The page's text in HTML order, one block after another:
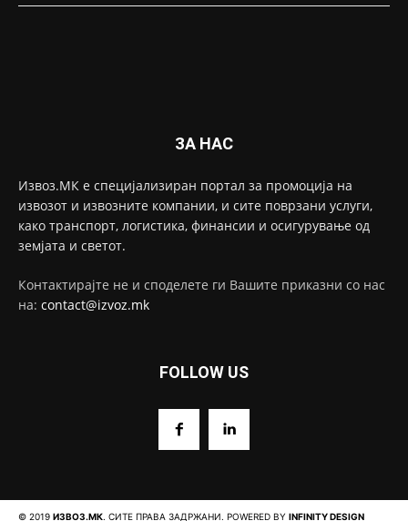
ЗА НАС
Извоз.МК е специјализиран портал за промоција на
извозот и извозните компании, и сите поврзани услуги,
како транспорт, логистика, финансии и осигурување од
земјата и светот.
Контактирајте не и споделете ги Вашите приказни со нас
на: contact@izvoz.mk
FOLLOW US
© 2019 ИЗВОЗ.МК. СИТЕ ПРАВА ЗАДРЖАНИ. POWERED BY INFINITY DESIGN